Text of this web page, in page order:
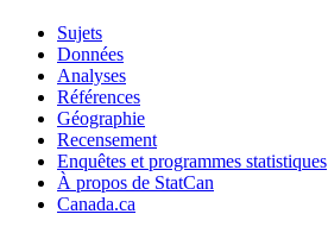
Sujets
Données
Analyses
Références
Géographie
Recensement
Enquêtes et programmes statistiques
À propos de StatCan
Canada.ca